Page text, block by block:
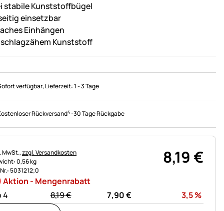
stabile Kunststoffbügel
einsetzbar
Einhängen
Kunststoff
verfügbar, Lieferzeit:1 - 3 Tage
Rückversand4-30 Tage Rückgabe
MwSt.,zzgl. Versandkosten
0,56 kg
5031212;0
8,19€
Aktion - Mengenrabatt
4
statt:
8,19€ 7,90€ 3,5%